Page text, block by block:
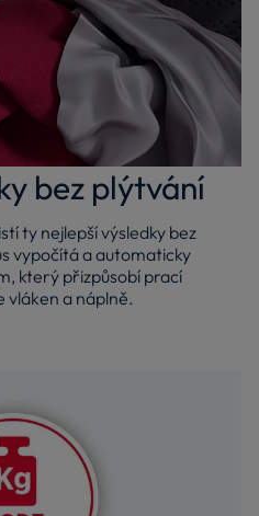
bez plýtvání
ty nejlepší výsledky bez
vypočítá a automaticky
který přizpůsobí prací
vláken a náplně.